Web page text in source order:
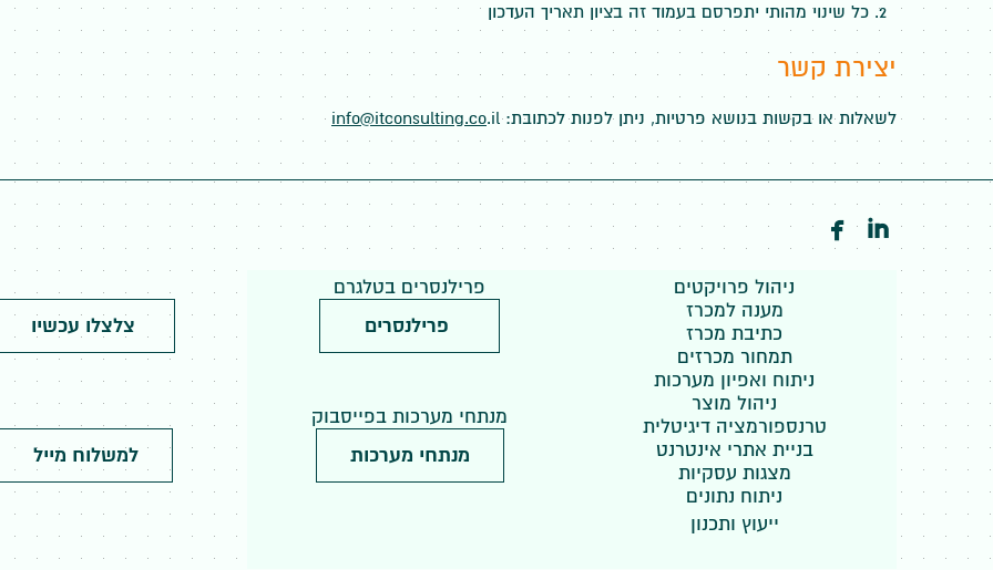
כל שינוי מהותי יתפרסם בעמוד זה בציון תאריך העדכון
יצירת קשר
לשאלות או בקשות בנושא פרטיות, ניתן לפנות לכתובת: info@itconsulting.co.il
 
ניהול פרויקטים
מענה למכרז
כתיבת מכרז
תמחור מכרזים
ניתוח ואפיון מערכות
ניהול מוצר
טרנספורמציה דיגיטלית
בניית אתרי אינטרנט
מצגות עסקיות
ניתוח נתונים
ייעוץ ותכנון
פרילנסרים בטלגרם
פרילנסרים
מנתחי מערכות בפייסבוק
מנתחי מערכות
צלצלו עכשיו
למשלוח מייל